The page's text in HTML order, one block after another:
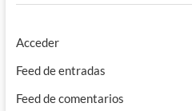
Acceder
Feed de entradas
Feed de comentarios